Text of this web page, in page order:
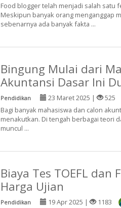
Food blogger telah menjadi salah satu
Meskipun banyak orang menganggap
sebenarnya ada banyak fakta ...
Bingung Mulai dari
Akuntansi Dasar Ini
Pendidikan 23 Maret 2025 | 525
Bagi banyak mahasiswa dan calon
menakutkan. Di tengah berbagai teori
muncul ...
Biaya Tes TOEFL
Harga Ujian
Pendidikan 19 Apr 2025 | 1183